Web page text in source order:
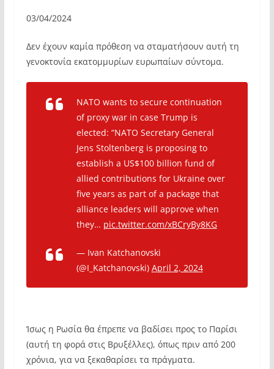
03/04/2024
Δεν έχουν καμία πρόθεση να σταματήσουν αυτή τη
γενοκτονία εκατομμυρίων ευρωπαίων σύντομα.
NATO wants to secure continuation
of proxy war in case Trump is
elected: “NATO Secretary General
Jens Stoltenberg is proposing to
establish a US$100 billion fund of
allied contributions for Ukraine over
five years as part of a package that
alliance leaders will approve when
they… pic.twitter.com/xBCryBy8KG
— Ivan Katchanovski
(@I_Katchanovski) April 2, 2024
Ίσως η Ρωσία θα έπρεπε να βαδίσει προς το Παρίσι
(αυτή τη φορά στις Βρυξέλλες), όπως πριν από 200
χρόνια, για να ξεκαθαρίσει τα πράγματα.